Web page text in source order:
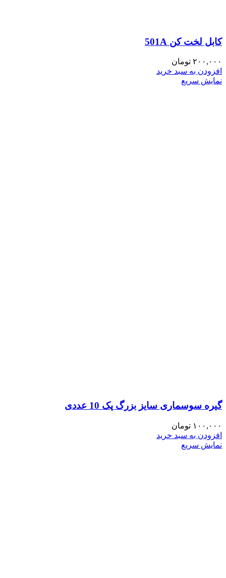
کابل لخت کن 501A
۲۰۰,۰۰۰ تومان
افزودن به سبد خرید
نمایش سریع
گیره سوسماری سایز بزرگ پک 10 عددی
۱۰۰,۰۰۰ تومان
افزودن به سبد خرید
نمایش سریع